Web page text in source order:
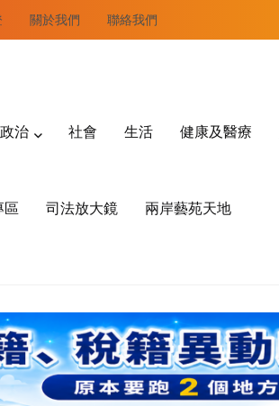
關於我們 聯絡我們
政治 社會 生活 健康及醫療
區 司法放大鏡 兩岸藝苑天地